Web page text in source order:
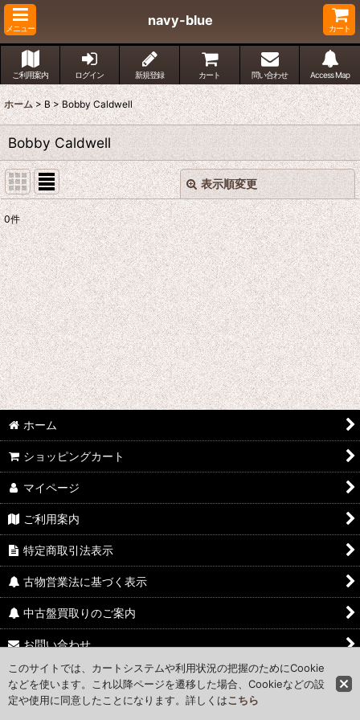
メニュー
navy-blue
カート
ご利用案内 ログイン 新規登録 カート 問い合わせ Access Map
ホーム > B > Bobby Caldwell
Bobby Caldwell
表示順変更
表示数:
並び順:
絞り込む
閉じる
0件
ホーム
ショッピングカート
マイページ
ご利用案内
特定商取引法表示
古物営業法に基づく表示
中古盤買取りのご案内
お問い合わせ
Access Map
このサイトでは、カートシステムや利用状況の把握のためにCookie
などを使います。これ以降ページを遷移した場合、Cookieなどの設
定や使用に同意したことになります。詳しくはこちら